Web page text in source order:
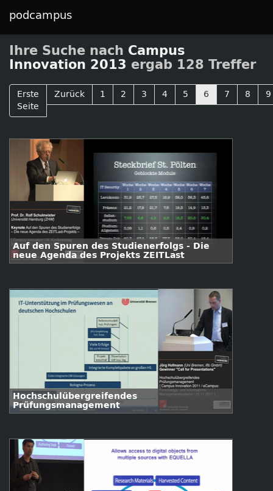
podcampus
Ihre Suche nach Campus
Innovation 2013 ergab 128 Treffer
Erste
Seite
Zurück 1 2 3 4 5 6 7 8 9
Auf den Spuren des Studienerfolgs - Die
neue Agenda des Projekts ZEITLast
Hochschulübergreifendes
Prüfungsmanagement